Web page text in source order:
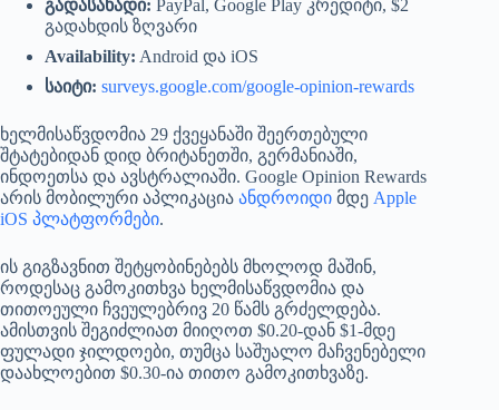
გადასახადი: PayPal, Google Play კრედიტი, $2
გადახდის ზღვარი
Availability: Android და iOS
საიტი: surveys.google.com/google-opinion-rewards
ხელმისაწვდომია 29 ქვეყანაში შეერთებული
შტატებიდან დიდ ბრიტანეთში, გერმანიაში,
ინდოეთსა და ავსტრალიაში. Google Opinion Rewards
არის მობილური აპლიკაცია ანდროიდი მდე Apple
iOS პლატფორმები.
ის გიგზავნით შეტყობინებებს მხოლოდ მაშინ,
როდესაც გამოკითხვა ხელმისაწვდომია და
თითოეული ჩვეულებრივ 20 წამს გრძელდება.
ამისთვის შეგიძლიათ მიიღოთ $0.20-დან $1-მდე
ფულადი ჯილდოები, თუმცა საშუალო მაჩვენებელი
დაახლოებით $0.30-ია თითო გამოკითხვაზე.